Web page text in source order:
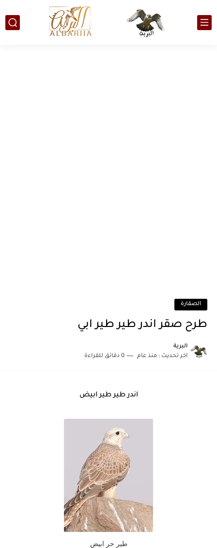
الصقارة
طرح صقر اندر طير طير ابي
البرية
اخر تحديث : منذ عام 0 دقائق للقراءة
اندر طير طير ابيض
طير حر ابيض